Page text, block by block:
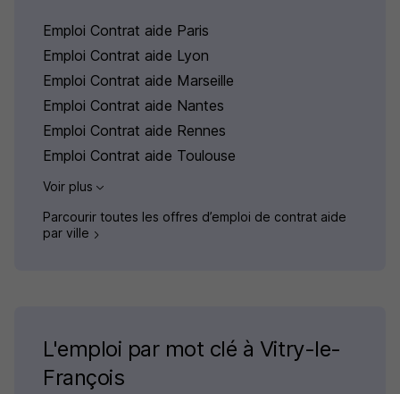
Emploi Contrat aide Paris
Emploi Contrat aide Lyon
Emploi Contrat aide Marseille
Emploi Contrat aide Nantes
Emploi Contrat aide Rennes
Emploi Contrat aide Toulouse
Voir plus
Parcourir toutes les offres d’emploi de contrat aide
par ville
L'emploi par mot clé à Vitry-le-
François